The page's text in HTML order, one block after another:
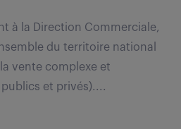
à la Direction Commerciale,
du territoire national
vente complexe et
et privés)....